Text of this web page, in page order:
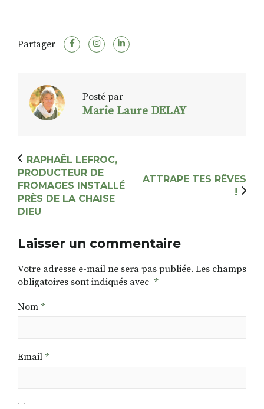
Partager
Posté par
Marie Laure DELAY
RAPHAËL LEFROC,
PRODUCTEUR DE
FROMAGES INSTALLÉ
PRÈS DE LA CHAISE
DIEU
ATTRAPE TES RÊVES
!
Laisser un commentaire
Votre adresse e-mail ne sera pas publiée. Les champs
obligatoires sont indiqués avec *
Nom *
Email *